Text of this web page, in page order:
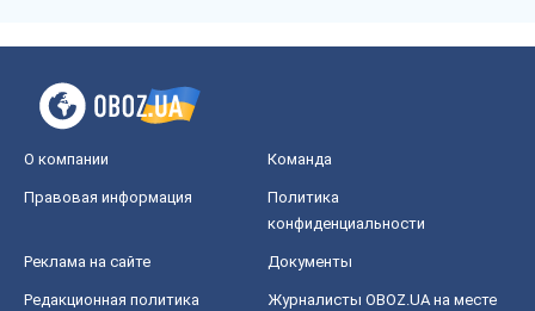
О компании Команда
Правовая информация
Политика
конфиденциальности
Реклама на сайте Документы
Редакционная политика
Журналисты OBOZ.UA на месте